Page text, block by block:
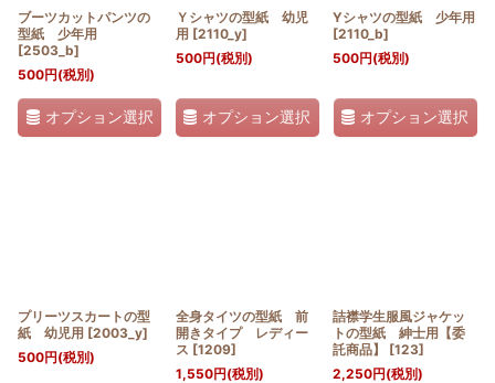
ブーツカットパンツの
型紙 少年用
[2503_b]
500円(税別)
オプション選択
Ｙシャツの型紙 幼児
用 [2110_y]
500円(税別)
オプション選択
Yシャツの型紙 少年用
[2110_b]
500円(税別)
オプション選択
プリーツスカートの型
紙 幼児用 [2003_y]
500円(税別)
全身タイツの型紙 前
開きタイプ レディー
ス [1209]
1,550円(税別)
詰襟学生服風ジャケッ
トの型紙 紳士用【委
託商品】
[123]
2,250円(税別)